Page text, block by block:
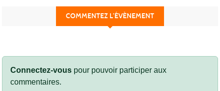
COMMENTEZ L’ÉVÈNEMENT
Connectez-vous pour pouvoir participer aux
commentaires.